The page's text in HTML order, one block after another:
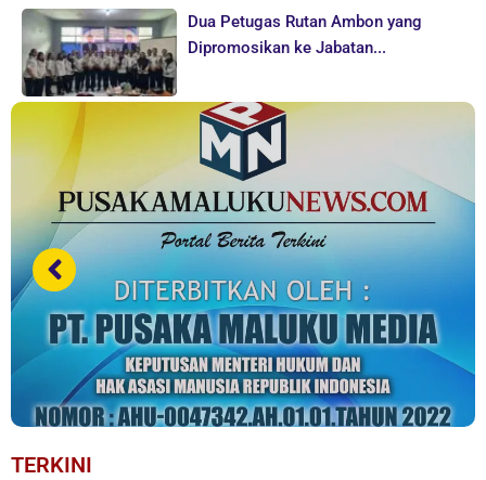
Dua Petugas Rutan Ambon yang
Dipromosikan ke Jabatan...
TERKINI